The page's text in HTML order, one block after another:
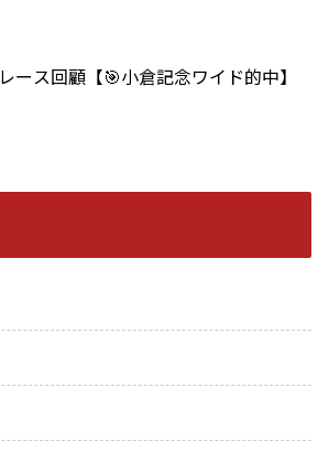
レース回顧【🎯小倉記念ワイド的中】